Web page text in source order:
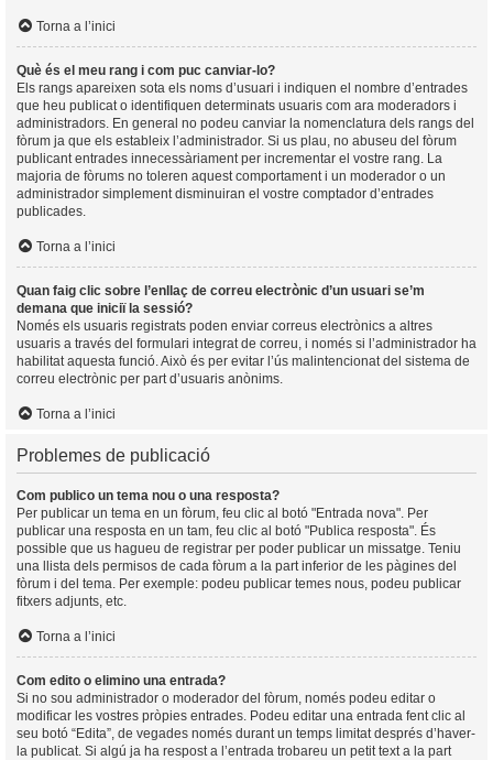
Torna a l’inici
Què és el meu rang i com puc canviar-lo?
Els rangs apareixen sota els noms d’usuari i indiquen el nombre d’entrades
que heu publicat o identifiquen determinats usuaris com ara moderadors i
administradors. En general no podeu canviar la nomenclatura dels rangs del
fòrum ja que els estableix l’administrador. Si us plau, no abuseu del fòrum
publicant entrades innecessàriament per incrementar el vostre rang. La
majoria de fòrums no toleren aquest comportament i un moderador o un
administrador simplement disminuiran el vostre comptador d’entrades
publicades.
Torna a l’inici
Quan faig clic sobre l’enllaç de correu electrònic d’un usuari se’m
demana que iniciï la sessió?
Només els usuaris registrats poden enviar correus electrònics a altres
usuaris a través del formulari integrat de correu, i només si l’administrador ha
habilitat aquesta funció. Això és per evitar l’ús malintencionat del sistema de
correu electrònic per part d’usuaris anònims.
Torna a l’inici
Problemes de publicació
Com publico un tema nou o una resposta?
Per publicar un tema en un fòrum, feu clic al botó "Entrada nova". Per
publicar una resposta en un tam, feu clic al botó "Publica resposta". És
possible que us hagueu de registrar per poder publicar un missatge. Teniu
una llista dels permisos de cada fòrum a la part inferior de les pàgines del
fòrum i del tema. Per exemple: podeu publicar temes nous, podeu publicar
fitxers adjunts, etc.
Torna a l’inici
Com edito o elimino una entrada?
Si no sou administrador o moderador del fòrum, només podeu editar o
modificar les vostres pròpies entrades. Podeu editar una entrada fent clic al
seu botó “Edita”, de vegades només durant un temps limitat després d’haver-
la publicat. Si algú ja ha respost a l’entrada trobareu un petit text a la part